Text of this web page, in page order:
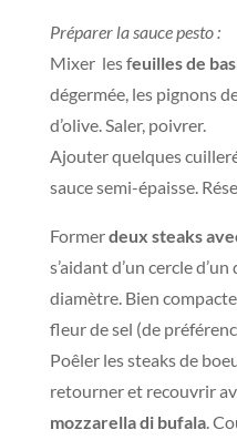
Préparer la sauce pesto :
Mixer les feuilles de
dégermée, les pignons
d’olive. Saler, poivrer.
Ajouter quelques
sauce semi-épaisse.
Formerdeux steaks
s’aidant d’un cercle
diamètre. Bien
fleur de sel (de
Poêler les steaks de
retourner et recouvrir
mozzarella di bufala.